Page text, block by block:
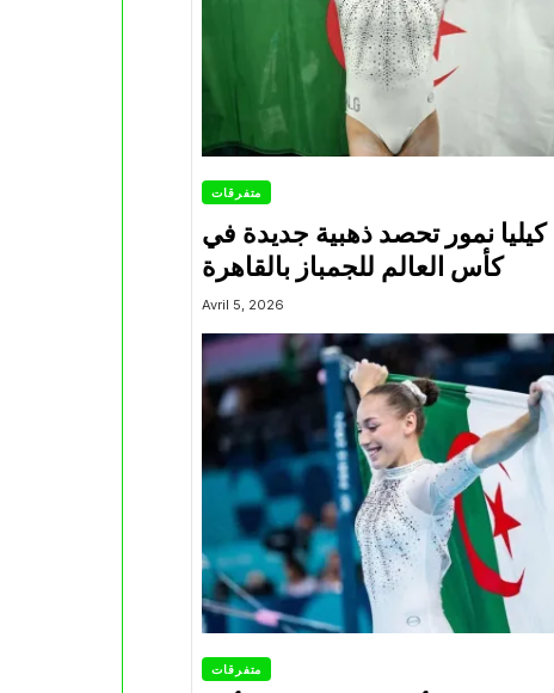
متفرقات
كيليا نمور تحصد ذهبية جديدة في
كأس العالم للجمباز بالقاهرة
Avril 5, 2026
متفرقات